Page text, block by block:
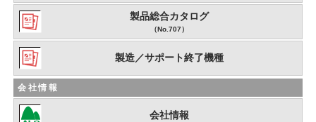
製品総合カタログ
（No.707）
製造／サポート終了機種
会社情報
会社情報